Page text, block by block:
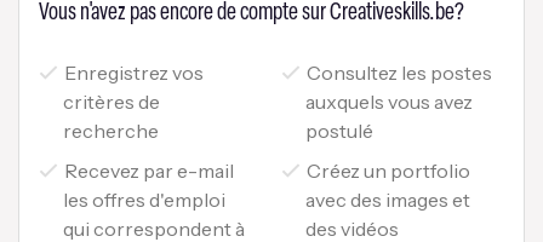
Vous n'avez pas encore de compte sur Creativeskills.be?
Enregistrez vos
critères de
recherche
Recevez par e-mail
les offres d'emploi
qui correspondent à
Consultez les postes
auxquels vous avez
postulé
Créez un portfolio
avec des images et
des vidéos